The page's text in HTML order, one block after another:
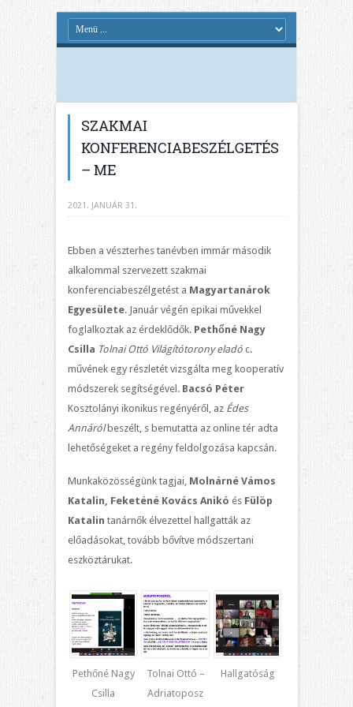
SZAKMAI
KONFERENCIABESZÉLGETÉS
– ME
2021. JANUÁR 31.
Ebben a vészterhes tanévben immár második
alkalommal szervezett szakmai
konferenciabeszélgetést a Magyartanárok
Egyesülete. Január végén epikai művekkel
foglalkoztak az érdeklődők. Pethőné Nagy
Csilla Tolnai Ottó Világítótorony eladóc.
művének egy részletét vizsgálta meg kooperatív
módszerek segítségével.Bacsó Péter
Kosztolányi ikonikus regényéről, az Édes
Annárólbeszélt, s bemutatta az online tér adta
lehetőségeket a regény feldolgozása kapcsán.
Munkaközösségünk tagjai, Molnárné Vámos
Katalin, Feketéné Kovács Anikó és Fülöp
Katalin tanárnők élvezettel hallgatták az
előadásokat, tovább bővítve módszertani
eszköztárukat.
Pethőné Nagy
Csilla
Tolnai Ottó –
Adriatoposz
Hallgatóság